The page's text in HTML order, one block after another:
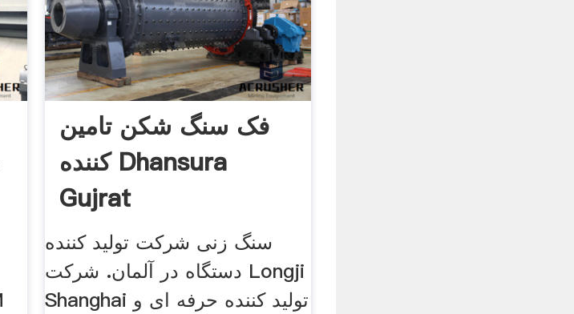
فک سنگ شکن تامین
کننده Dhansura
Gujrat
سنگ زنی شرکت تولید کننده
دستگاه در آلمان. شرکت Longji
Shanghai تولید کننده حرفه ای و